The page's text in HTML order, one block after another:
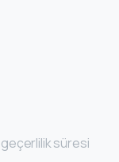
süresi